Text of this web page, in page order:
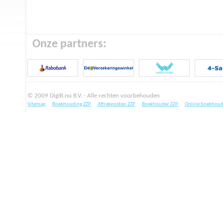
Onze partners:
© 2009 DigiB.nu B.V. - Alle rechten voorbehouden
Sitemap Boekhouding ZZP Aftrekposten ZZP Boekhouder ZZP Online